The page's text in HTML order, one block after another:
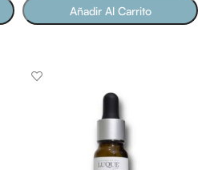
Añadir Al Carrito